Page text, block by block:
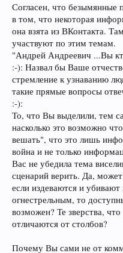
Согласен, что безымянные
в том, что некоторая
она взята из ВКонтакта.
участвуют по этим темам.
"Андрей Андреевич ...Вы
:-): Назвал бы Ваше
стремление к узнаванию
такие прямые вопросы
:-):
То, что Вы выделили, тем
насколько это возможно
вешать", что это лишь
война и не только
Вас не убедила тема
сценарий верить. Да,
если издеваются и
огнестрельным, то
возможен? Те зверства,
отличаются от столбов?
Почему Вы сами не от